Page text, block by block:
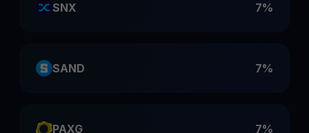
SNX 7%
SAND 7%
PAXG 7%